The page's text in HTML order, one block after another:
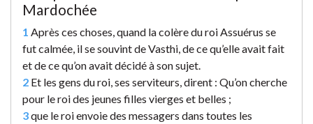
Mardochée
1 Après ces choses, quand la colère du roi Assuérus se
fut calmée, il se souvint de Vasthi, de ce qu’elle avait fait
et de ce qu’on avait décidé à son sujet.
2 Et les gens du roi, ses serviteurs, dirent : Qu’on cherche
pour le roi des jeunes filles vierges et belles ;
3que le roi envoie des messagers dans toutes les